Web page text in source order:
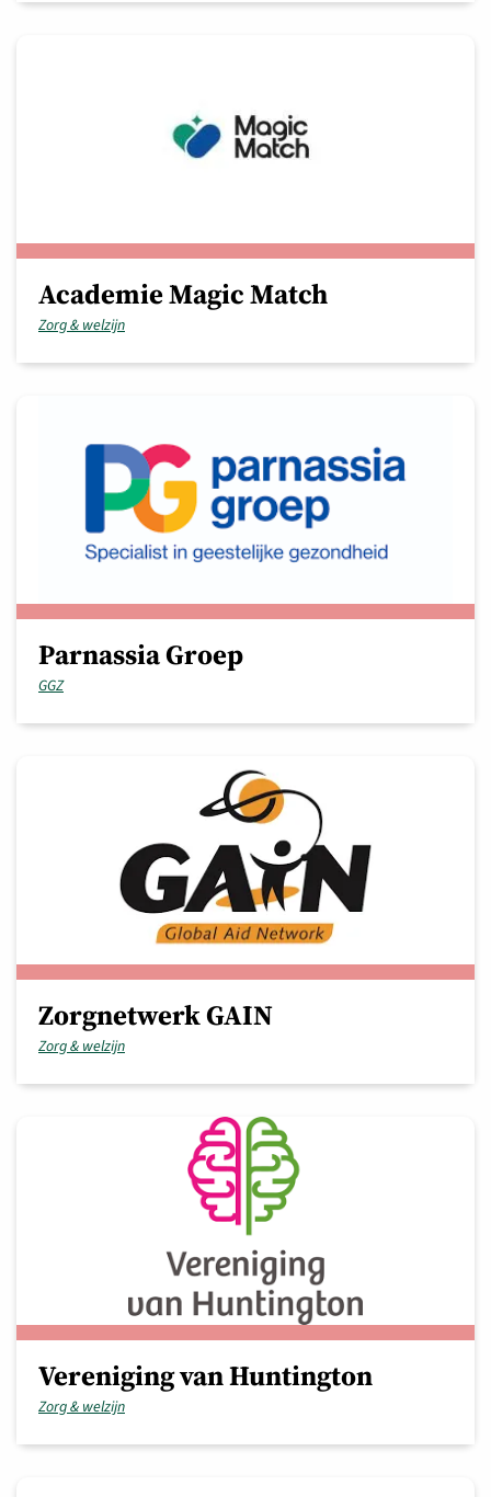
Academie Magic Match
Zorg & welzijn
Parnassia Groep
GGZ
Zorgnetwerk GAIN
Zorg & welzijn
Vereniging van Huntington
Zorg & welzijn